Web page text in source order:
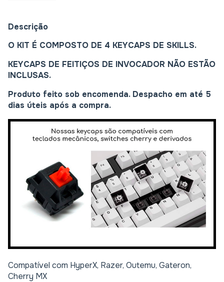
Descrição
O KIT É COMPOSTO DE 4 KEYCAPS DE SKILLS.
KEYCAPS DE FEITIÇOS DE INVOCADOR NÃO ESTÃO
INCLUSAS.
Produto feito sob encomenda. Despacho em até 5
dias úteis após a compra.
Compatível com HyperX, Razer, Outemu, Gateron,
Cherry MX